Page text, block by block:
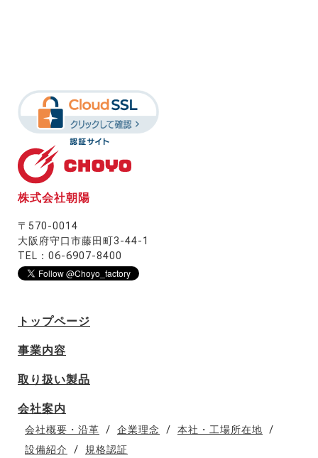
株式会社朝陽
〒570-0014
大阪府守口市藤田町3-44-1
TEL：06-6907-8400
トップページ
事業内容
取り扱い製品
会社案内
会社概要・沿革 企業理念
本社・工場所在地
設備紹介
規格認証